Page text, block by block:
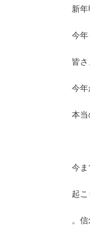
新年
今年
皆
今年
本当
今
起
。